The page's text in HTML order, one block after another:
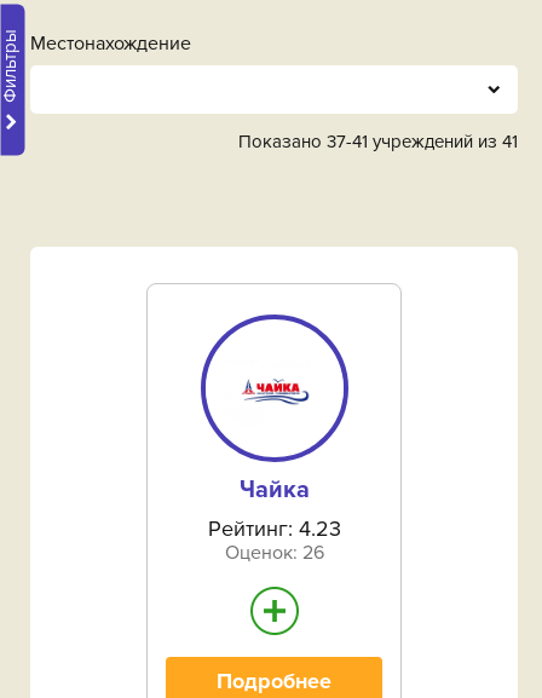
Местонахождение
Адамовский район‎
Акбулакский район‎
Александровский район
Асекеевский район‎
Грачёвский район
Показано 37-41 учреждений из 41
Чайка
Рейтинг: 4.23
Оценок: 26
Подробнее